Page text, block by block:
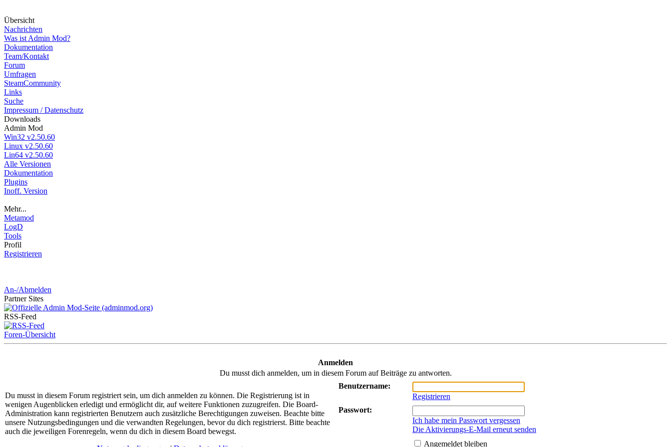
Übersicht
Nachrichten
Was ist Admin Mod?
Dokumentation
Team/Kontakt
Forum
Umfragen
SteamCommunity
Links
Suche
Impressum / Datenschutz
Downloads
Admin Mod
Win32 v2.50.60
Linux v2.50.60
Lin64 v2.50.60
Alle Versionen
Dokumentation
Plugins
Inoff. Version
Mehr...
Metamod
LogD
Tools
Profil
Registrieren
An-/Abmelden
Partner Sites
RSS-Feed
Foren-Übersicht
Anmelden
Du musst dich anmelden, um in diesem Forum auf Beiträge zu antworten.
Du musst in diesem Forum registriert sein, um dich anmelden zu können. Die Registrierung ist in
wenigen Augenblicken erledigt und ermöglicht dir, auf weitere Funktionen zuzugreifen. Die Board-
Administration kann registrierten Benutzern auch zusätzliche Berechtigungen zuweisen. Beachte bitte
unsere Nutzungsbedingungen und die verwandten Regelungen, bevor du dich registrierst. Bitte beachte
auch die jeweiligen Forenregeln, wenn du dich in diesem Board bewegst.
Benutzername:
Registrieren
Passwort:
Ich habe mein Passwort vergessen
Die Aktivierungs-E-Mail erneut senden
Angemeldet bleiben